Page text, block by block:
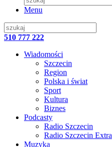
Menu
510 777 222
Wiadomości
Szczecin
Region
Polska i świat
Sport
Kultura
Biznes
Podcasty
Radio Szczecin
Radio Szczecin Extra
Muzyka